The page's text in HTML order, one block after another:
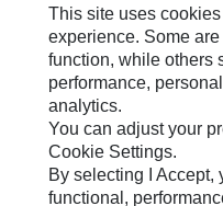
联系 Caterpillar
站点地图
Cookie Settings
法律
隐私
This site uses
experience. Some
function, while others
performance,
analytics.
You can adjust your
Cookie Settings.
By selecting I Accept,
functional,